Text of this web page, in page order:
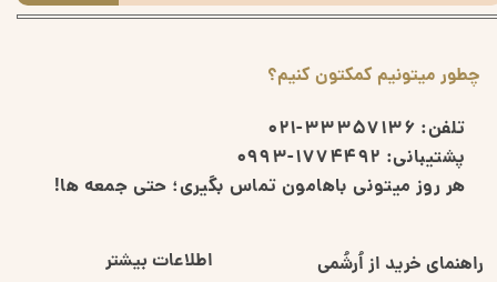
چطور میتونیم کمکتون کنیم؟
تلفن: 33357136-021
پشتیبانی: 1774492-0993
هر روز میتونی باهامون تماس بگیری؛ حتی جمعه ها!
راهنمای خرید از اُرشُمی اطلاعات بیشتر